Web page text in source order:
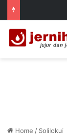
Home / Solilokui